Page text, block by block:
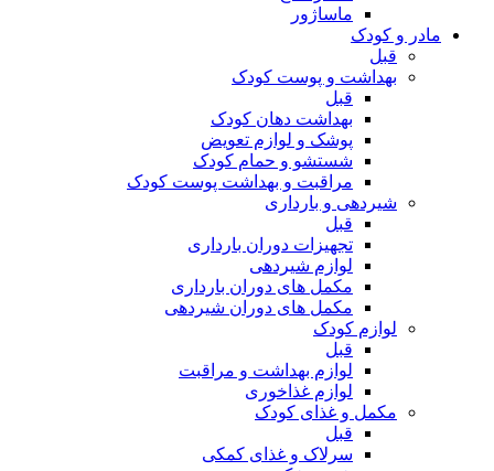
ماساژور
مادر و کودک
قبل
بهداشت و پوست کودک
قبل
بهداشت دهان کودک
پوشک و لوازم تعویض
شستشو و حمام کودک
مراقبت و بهداشت پوست کودک
شیردهی و بارداری
قبل
تجهیزات دوران بارداری
لوازم شیردهی
مکمل های دوران بارداری
مکمل های دوران شیردهی
لوازم کودک
قبل
لوازم بهداشت و مراقبت
لوازم غذاخوری
مکمل و غذای کودک
قبل
سرلاک و غذای کمکی